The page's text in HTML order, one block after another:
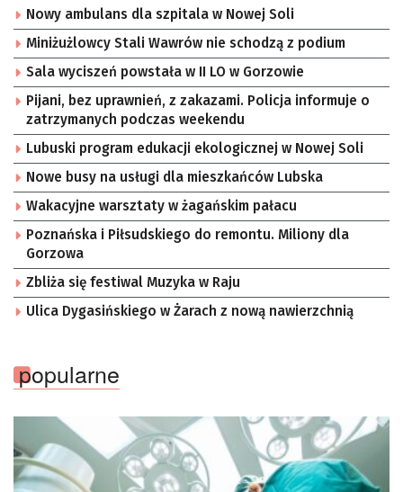
Nowy ambulans dla szpitala w Nowej Soli
Miniżużlowcy Stali Wawrów nie schodzą z podium
Sala wyciszeń powstała w II LO w Gorzowie
Pijani, bez uprawnień, z zakazami. Policja informuje o
zatrzymanych podczas weekendu
Lubuski program edukacji ekologicznej w Nowej Soli
Nowe busy na usługi dla mieszkańców Lubska
Wakacyjne warsztaty w żagańskim pałacu
Poznańska i Piłsudskiego do remontu. Miliony dla
Gorzowa
Zbliża się festiwal Muzyka w Raju
Ulica Dygasińskiego w Żarach z nową nawierzchnią
popularne